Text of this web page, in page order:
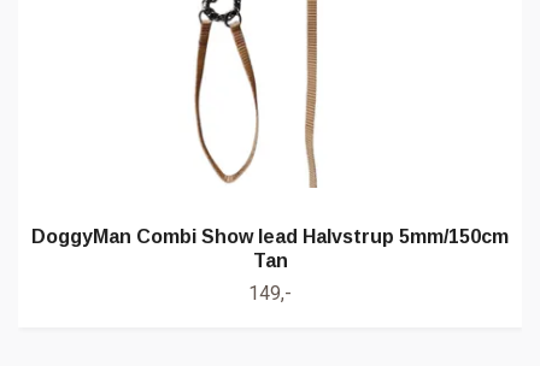
DoggyMan Combi Show lead Halvstrup 5mm/150cm
Tan
149,-